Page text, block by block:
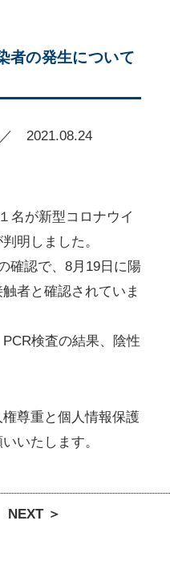
者の発生について
2021.08.24
名が新型コロナウイ
明しました。
確認で、8月19日に陽
者と確認されていま
検査の結果、陰性
尊重と個人情報保護
いたします。
NEXT ＞